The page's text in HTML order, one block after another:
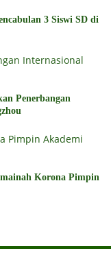
3 Siswi SD di
Penerbangan
Korona Pimpin